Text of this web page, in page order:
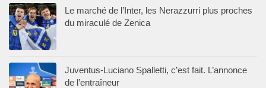
Le marché de l’Inter, les Nerazzurri plus proches
du miraculé de Zenica
Juventus-Luciano Spalletti, c’est fait. L’annonce
de l’entraîneur